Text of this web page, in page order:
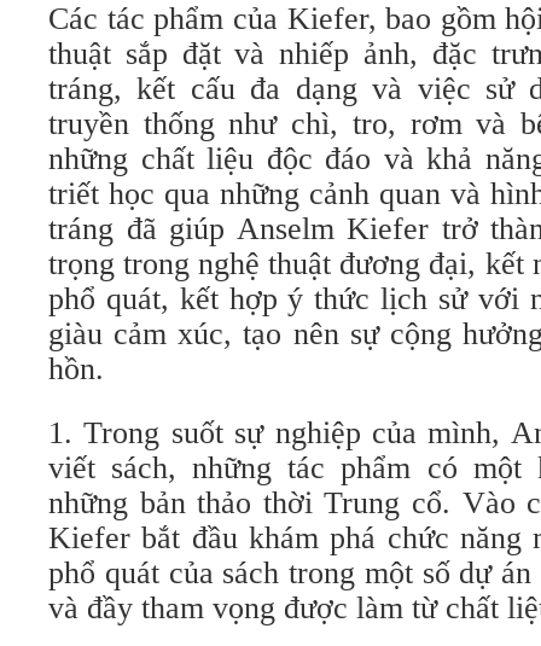
Các tác phẩm của Kiefer, bao gồm
thuật sắp đặt và nhiếp ảnh, đặc
tráng, kết cấu đa dạng và việc sử
truyền thống như chì, tro, rơm và
những chất liệu độc đáo và khả
triết học qua những cảnh quan và
tráng đã giúp Anselm Kiefer trở
trọng trong nghệ thuật đương đại, kết
phổ quát, kết hợp ý thức lịch sử với
giàu cảm xúc, tạo nên sự cộng
hồn.
1. Trong suốt sự nghiệp của mình,
viết sách, những tác phẩm có một
những bản thảo thời Trung cổ. Vào
Kiefer bắt đầu khám phá chức năng
phổ quát của sách trong một số dự
và đầy tham vọng được làm từ chất